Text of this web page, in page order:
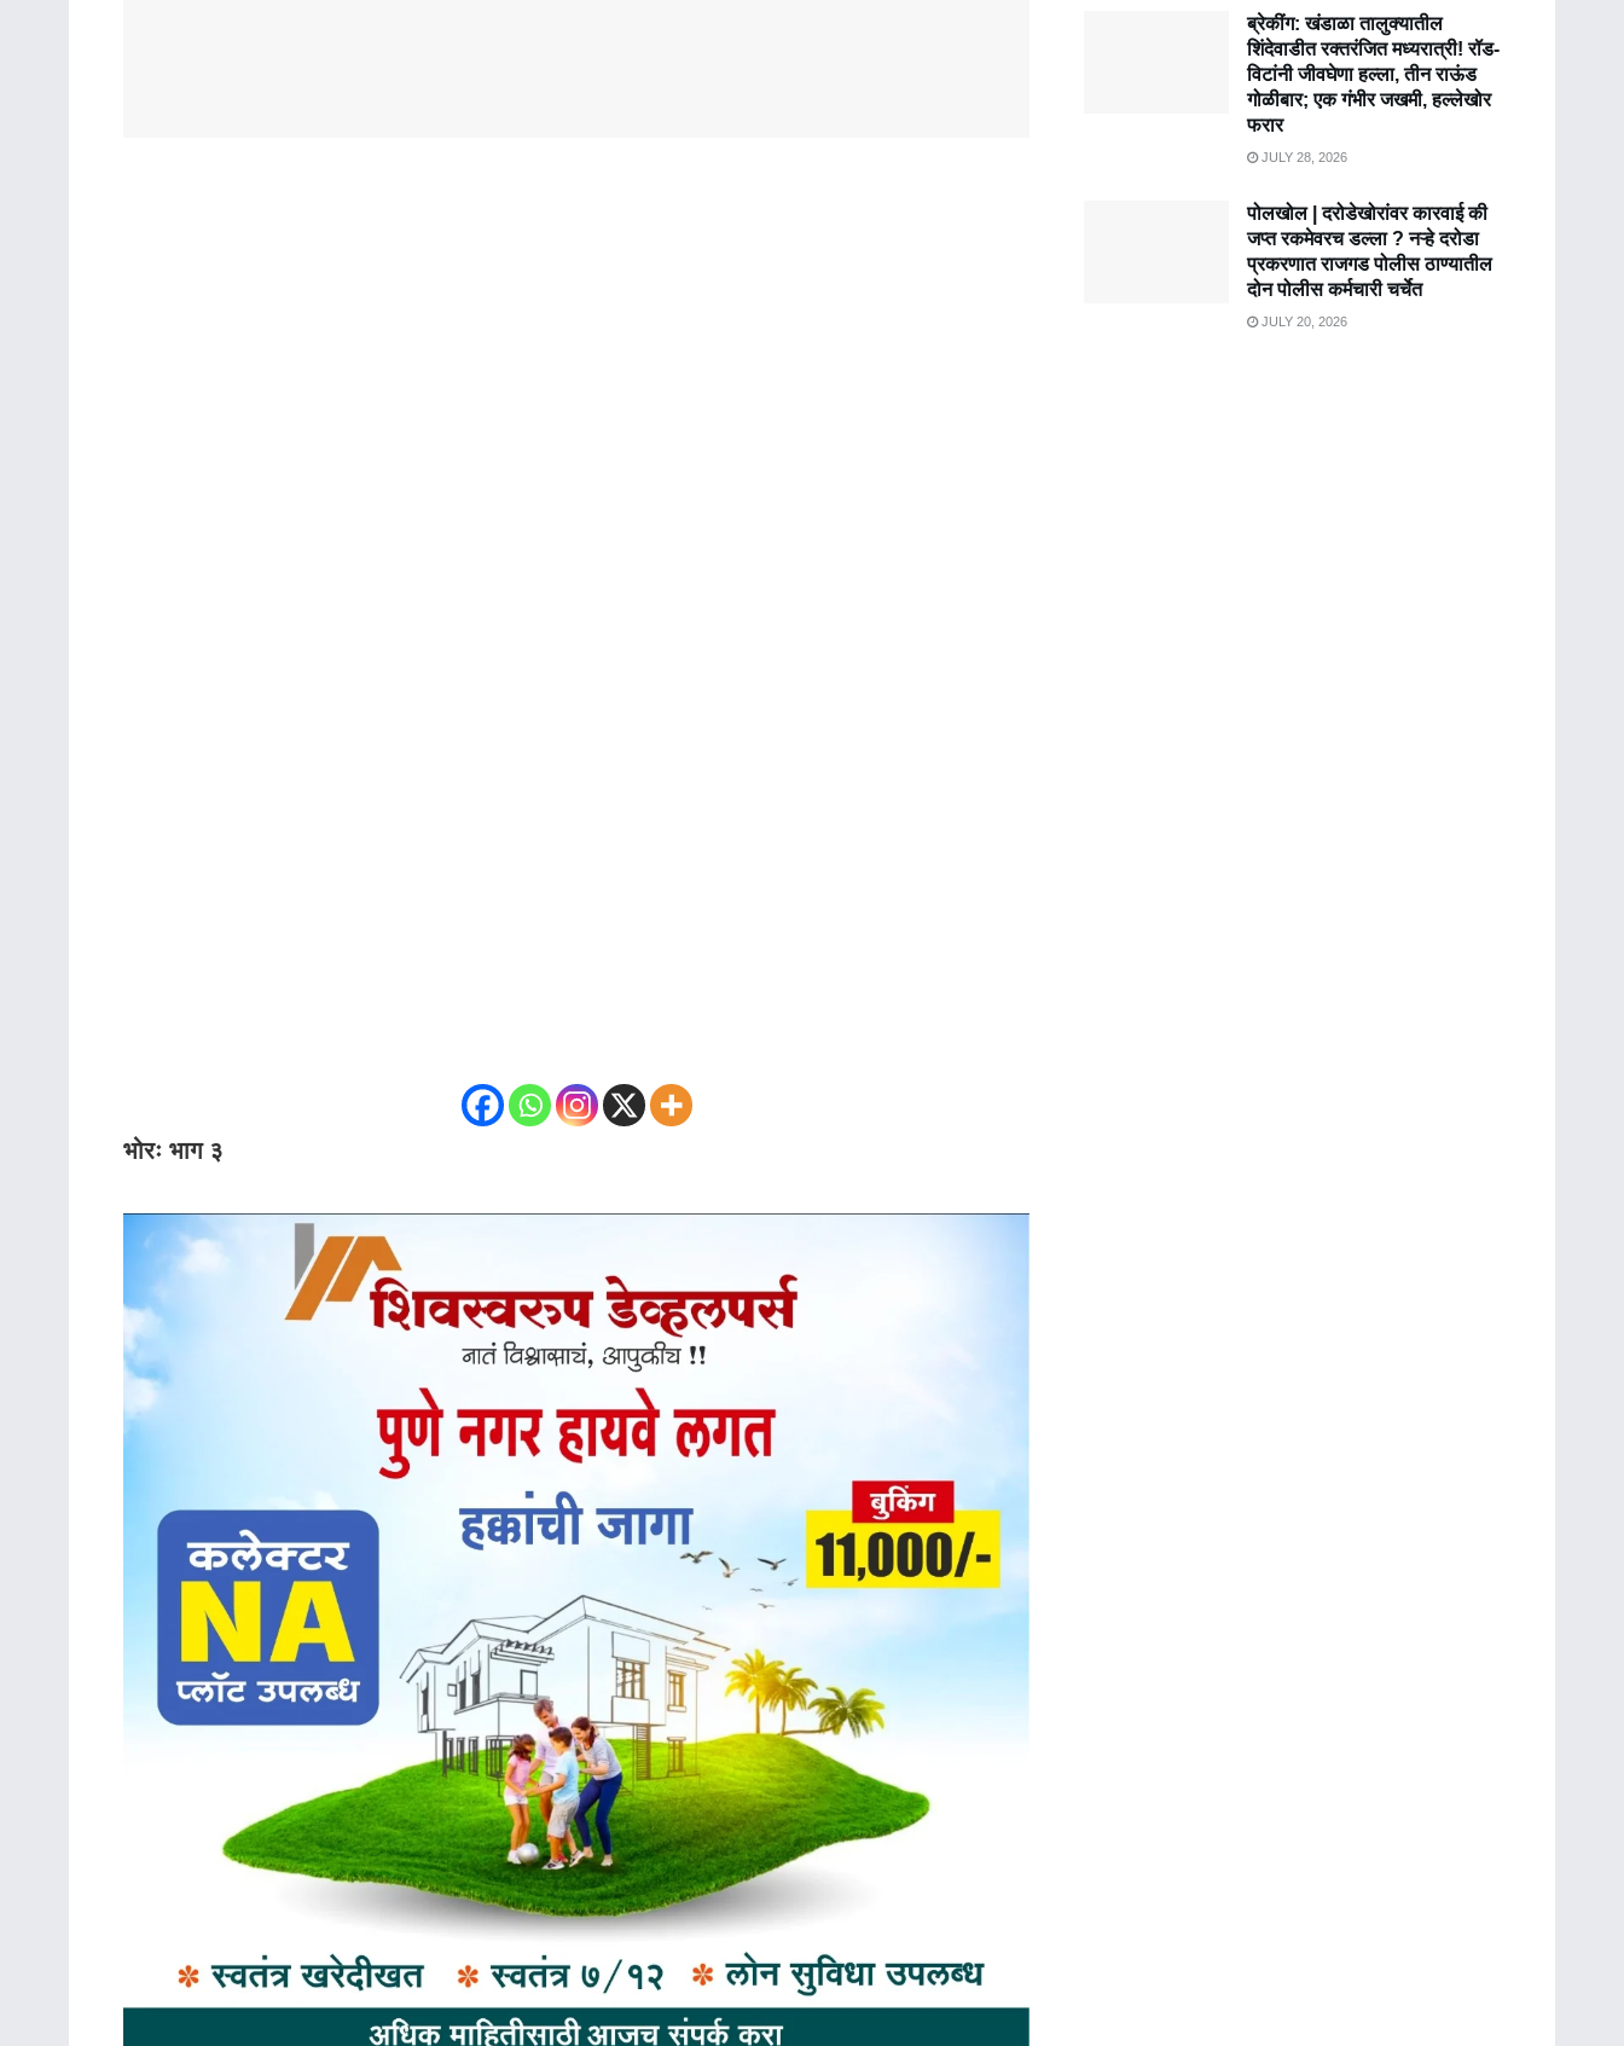
भोरः भाग ३
ब्रेकींग: खंडाळा तालुक्यातील
शिंदेवाडीत रक्तरंजित मध्यरात्री! रॉड-
विटांनी जीवघेणा हल्ला, तीन राऊंड
गोळीबार; एक गंभीर जखमी, हल्लेखोर
फरार
JULY 28, 2026
पोलखोल | दरोडेखोरांवर कारवाई की
जप्त रकमेवरच डल्ला ? नऱ्हे दरोडा
प्रकरणात राजगड पोलीस ठाण्यातील
दोन पोलीस कर्मचारी चर्चेत
JULY 20, 2026